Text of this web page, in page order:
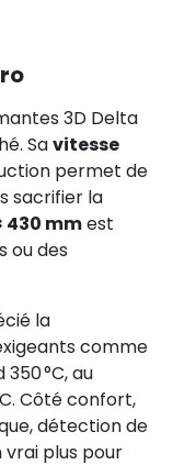
3D Delta
Savitesse
permet de
sacrifier la
430 mmest
ou des
la
comme
°C, au
Côté confort,
détection de
vrai plus pour